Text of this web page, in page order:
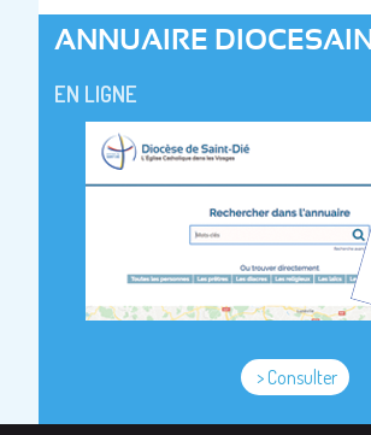
ANNUAIRE DIOCESAIN
EN LIGNE
> Consulter